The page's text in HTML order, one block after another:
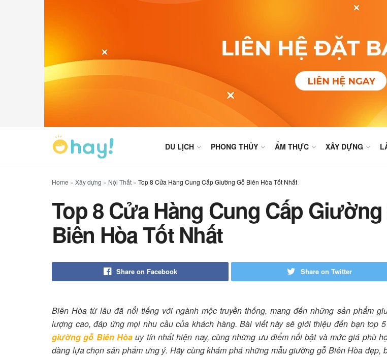
DU LỊCH PHONG THỦY ẨM THỰC XÂY DỰNG
Home » Xây dựng » Nội Thất » Top 8 Cửa Hàng Cung Cấp Giường Gỗ Biên Hòa Tốt Nhất
Top 8 Cửa Hàng Cung Cấp
Biên Hòa Tốt Nhất
Share on Facebook Share on Twitter
Biên Hòa từ lâu đã nổi tiếng với ngành mộc truyền thống, mang đến những sản phẩm
lượng cao, đáp ứng mọi nhu cầu của khách hàng. Bài viết này sẽ giới thiệu đến bạn top
giường gỗ Biên Hòauy tín nhất hiện nay, cùng những ưu điểm nổi bật và mức giá phù
dàng lựa chọn sản phẩm ưng ý. Hãy cùng khám phá những mẫu giường gỗ Biên Hòa đẹp,